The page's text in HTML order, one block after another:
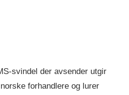
svindel der avsender utgir
forhandlere og lurer